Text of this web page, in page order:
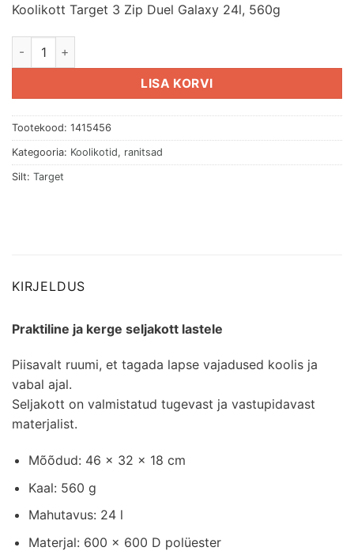
Koolikott Target 3 Zip Duel Galaxy 24l, 560g
Koolikott Target 3 Zip Duel Galaxy 24l, 560g kogus
LISA KORVI
Tootekood: 1415456
Kategooria: Koolikotid, ranitsad
Silt: Target
KIRJELDUS
Praktiline ja kerge seljakott lastele
Piisavalt ruumi, et tagada lapse vajadused koolis ja
vabal ajal.
Seljakott on valmistatud tugevast ja vastupidavast
materjalist.
Mõõdud: 46 x 32 x 18 cm
Kaal: 560 g
Mahutavus: 24 l
Materjal: 600 x 600 D polüester